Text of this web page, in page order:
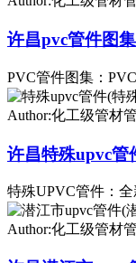
许昌pvc管件图
PVC管件图集：
Author:化工级管材
许昌特殊upvc管
特殊UPVC管件：全
Author:化工级管材